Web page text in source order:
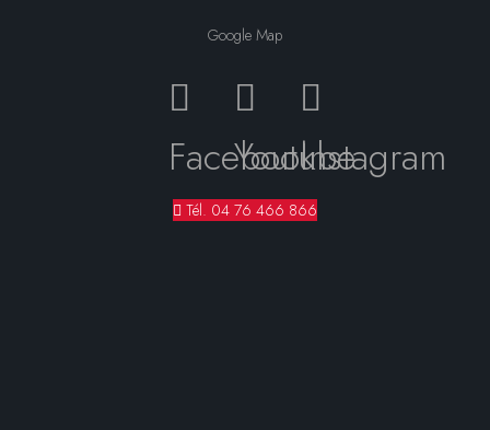
Google Map
Facebook
YoutubeInstagram
Tél. 04 76 466 866